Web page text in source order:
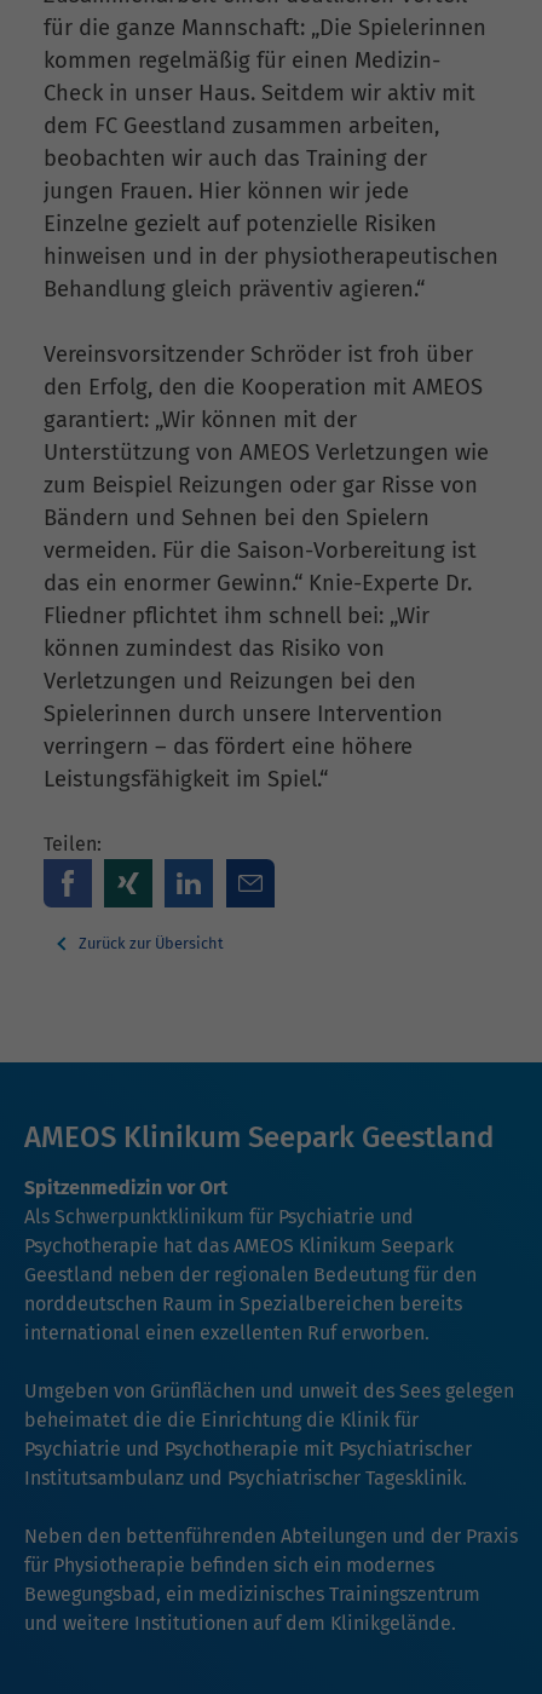
für die ganze Mannschaft: „Die Spielerinnen
kommen regelmäßig für einen Medizin-
Check in unser Haus. Seitdem wir aktiv mit
dem FC Geestland zusammen arbeiten,
beobachten wir auch das Training der
jungen Frauen. Hier können wir jede
Einzelne gezielt auf potenzielle Risiken
hinweisen und in der physiotherapeutischen
Behandlung gleich präventiv agieren.“
Vereinsvorsitzender Schröder ist froh über
den Erfolg, den die Kooperation mit AMEOS
garantiert: „Wir können mit der
Unterstützung von AMEOS Verletzungen wie
zum Beispiel Reizungen oder gar Risse von
Bändern und Sehnen bei den Spielern
vermeiden. Für die Saison-Vorbereitung ist
das ein enormer Gewinn.“ Knie-Experte Dr.
Fliedner pflichtet ihm schnell bei: „Wir
können zumindest das Risiko von
Verletzungen und Reizungen bei den
Spielerinnen durch unsere Intervention
verringern – das fördert eine höhere
Leistungsfähigkeit im Spiel.“
Teilen:
Zurück zur Übersicht
AMEOS Klinikum Seepark Geestland
Spitzenmedizin vor Ort
Als Schwerpunktklinikum für Psychiatrie und
Psychotherapie hat das AMEOS Klinikum Seepark
Geestland neben der regionalen Bedeutung für den
norddeutschen Raum in Spezialbereichen bereits
international einen exzellenten Ruf erworben.
Umgeben von Grünflächen und unweit des Sees gelegen
beheimatet die die Einrichtung die Klinik für
Psychiatrie und Psychotherapie mit Psychiatrischer
Institutsambulanz und Psychiatrischer Tagesklinik.
Neben den bettenführenden Abteilungen und der Praxis
für Physiotherapie befinden sich ein modernes
Bewegungsbad, ein medizinisches Trainingszentrum
und weitere Institutionen auf dem Klinikgelände.